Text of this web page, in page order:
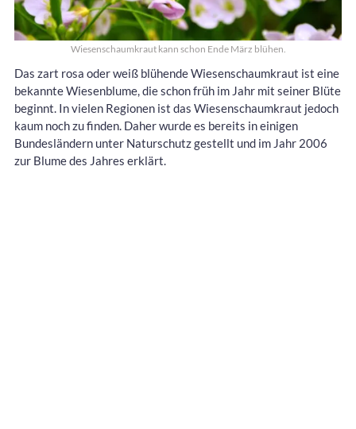
Wiesenschaumkraut kann schon Ende März blühen.
Das zart rosa oder weiß blühende Wiesenschaumkraut ist eine
bekannte Wiesenblume, die schon früh im Jahr mit seiner Blüte
beginnt. In vielen Regionen ist das Wiesenschaumkraut jedoch
kaum noch zu finden. Daher wurde es bereits in einigen
Bundesländern unter Naturschutz gestellt und im Jahr 2006
zur Blume des Jahres erklärt.